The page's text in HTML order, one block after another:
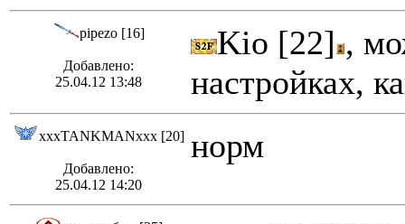
pipezo [16]
Добавлено:
25.04.12 13:48
Kio [22] ,
настройках,
xxxTANKMANxxx [20]
Добавлено:
25.04.12 14:20
норм